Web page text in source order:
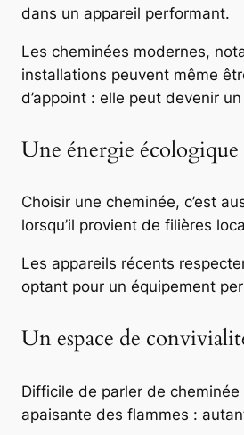
dans un appareil performant.
Les cheminées modernes,
installations peuvent même
d’appoint : elle peut devenir
Une énergie écologique
Choisir une cheminée, c’est
lorsqu’il provient de filières
Les appareils récents
optant pour un équipement
Un espace de
Difficile de parler de
apaisante des flammes :